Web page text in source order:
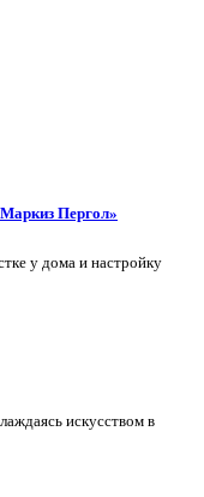
Пергол»
у дома и настройку
искусством в